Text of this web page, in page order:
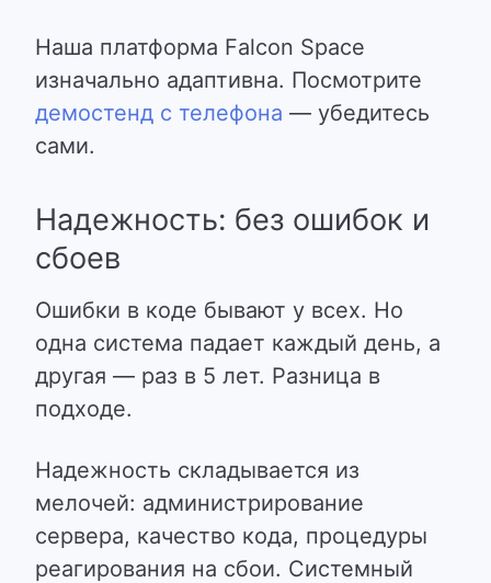
Наша платформа Falcon Space
изначально адаптивна. Посмотрите
демостенд с телефона — убедитесь
сами.
Надежность: без ошибок и
сбоев
Ошибки в коде бывают у всех. Но
одна система падает каждый день, а
другая — раз в 5 лет. Разница в
подходе.
Надежность складывается из
мелочей: администрирование
сервера, качество кода, процедуры
реагирования на сбои. Системный